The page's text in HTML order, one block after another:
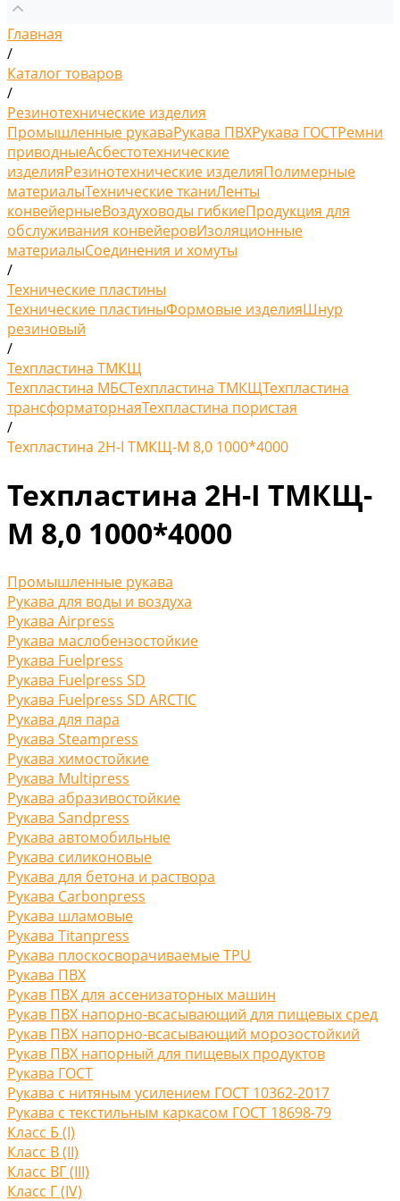
Главная
/
Каталог товаров
/
Резинотехнические изделия
Промышленные рукаваРукава ПВХРукава ГОСТРемни
приводныеАсбестотехнические
изделияРезинотехнические изделияПолимерные
материалыТехнические тканиЛенты
конвейерныеВоздуховоды гибкиеПродукция для
обслуживания конвейеровИзоляционные
материалыСоединения и хомуты
/
Технические пластины
Технические пластиныФормовые изделияШнур
резиновый
/
Техпластина ТМКЩ
Техпластина МБСТехпластина ТМКЩТехпластина
трансформаторнаяТехпластина пористая
/
Техпластина 2Н-I ТМКЩ-М 8,0 1000*4000
Техпластина 2Н-I ТМКЩ-
М 8,0 1000*4000
Промышленные рукава
Рукава для воды и воздуха
Рукава Airpress
Рукава маслобензостойкие
Рукава Fuelpress
Рукава Fuelpress SD
Рукава Fuelpress SD ARCTIC
Рукава для пара
Рукава Steampress
Рукава химостойкие
Рукава Multipress
Рукава абразивостойкие
Рукава Sandpress
Рукава автомобильные
Рукава силиконовые
Рукава для бетона и раствора
Рукава Carbonpress
Рукава шламовые
Рукава Titanpress
Рукава плоскосворачиваемые TPU
Рукава ПВХ
Рукав ПВХ для ассенизаторных машин
Рукав ПВХ напорно-всасывающий для пищевых сред
Рукав ПВХ напорно-всасывающий морозостойкий
Рукав ПВХ напорный для пищевых продуктов
Рукава ГОСТ
Рукава с нитяным усилением ГОСТ 10362-2017
Рукава с текстильным каркасом ГОСТ 18698-79
Класс Б (I)
Класс В (II)
Класс ВГ (III)
Класс Г (IV)